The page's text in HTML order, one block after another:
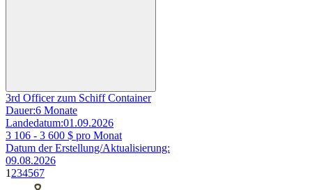
3rd Officer zum Schiff Container
Dauer:6 Monate
Landedatum:01.09.2026
3 106 - 3 600 $ pro Monat
Datum der Erstellung/Aktualisierung:
09.08.2026
1 234567